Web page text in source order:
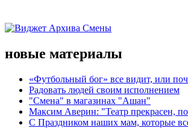
новые материалы
«Футбольный бог» все видит, или
Радовать людей своим исполнением
"Смена" в магазинах "Ашан"
Максим Аверин: "Театр прекрасен,
С Праздником наших мам, которые